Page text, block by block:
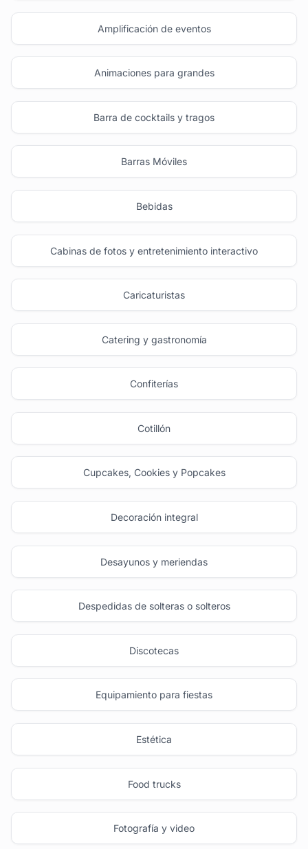
Amplificación de eventos
Animaciones para grandes
Barra de cocktails y tragos
Barras Móviles
Bebidas
Cabinas de fotos y entretenimiento interactivo
Caricaturistas
Catering y gastronomía
Confiterías
Cotillón
Cupcakes, Cookies y Popcakes
Decoración integral
Desayunos y meriendas
Despedidas de solteras o solteros
Discotecas
Equipamiento para fiestas
Estética
Food trucks
Fotografía y video